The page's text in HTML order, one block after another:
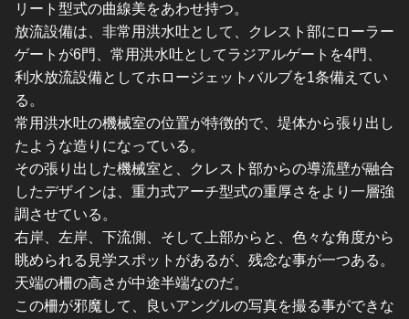
リート型式の曲線美をあわせ持つ。
放流設備は、非常用洪水吐として、クレスト部にローラー
ゲートが6門、常用洪水吐としてラジアルゲートを4門、
利水放流設備としてホロージェットバルブを1条備えてい
る。
常用洪水吐の機械室の位置が特徴的で、堤体から張り出し
たような造りになっている。
その張り出した機械室と、クレスト部からの導流壁が融合
したデザインは、重力式アーチ型式の重厚さをより一層強
調させている。
右岸、左岸、下流側、そして上部からと、色々な角度から
眺められる見学スポットがあるが、残念な事が一つある。
天端の柵の高さが中途半端なのだ。
この柵が邪魔して、良いアングルの写真を撮る事ができな